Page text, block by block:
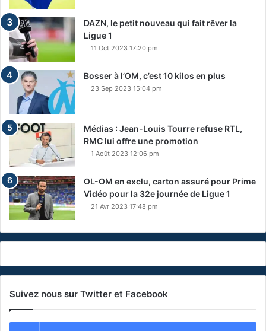
DAZN, le petit nouveau qui fait rêver la
Ligue 1
11 Oct 2023 17:20 pm
Bosser à l’OM, c’est 10 kilos en plus
23 Sep 2023 15:04 pm
Médias : Jean-Louis Tourre refuse RTL,
RMC lui offre une promotion
1 Août 2023 12:06 pm
OL-OM en exclu, carton assuré pour Prime
Vidéo pour la 32e journée de Ligue 1
21 Avr 2023 17:48 pm
Suivez nous sur Twitter et Facebook